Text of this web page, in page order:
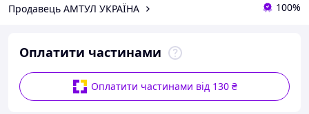
Продавець АМТУЛ УКРАЇНА 100%
Оплатити частинами
Оплатити частинами від 130 ₴